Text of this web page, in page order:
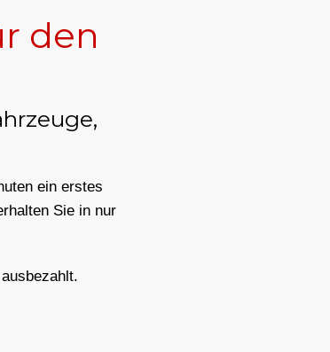
den
ein erstes
Sie in nur